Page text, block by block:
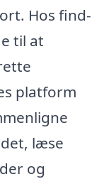
Hos find-
til at
platform
læse
og